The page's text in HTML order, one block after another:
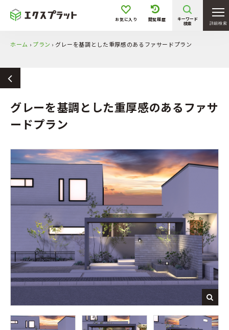
詳細検索
お気に入り 閲覧履歴
キーワード
検索
ホーム › プラン › グレーを基調とした重厚感のあるファサードプラン
グレーを基調とした重厚感のあるファサ
ードプラン